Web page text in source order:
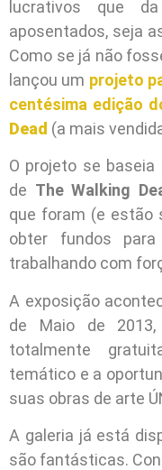
lucrativos que
aposentados, seja
Como se já não
lançou um projeto
centésima edição
Dead (a mais
O projeto se
de The Walking
que foram (e estão
obter fundos
trabalhando com
A exposição
de Maio de
totalmente
temático e a
suas obras de arte
A galeria já está
são fantásticas.